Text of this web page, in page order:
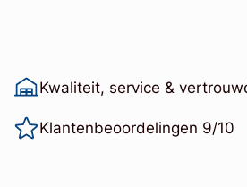
Kwaliteit, service &
Klantenbeoordelingen 9/10